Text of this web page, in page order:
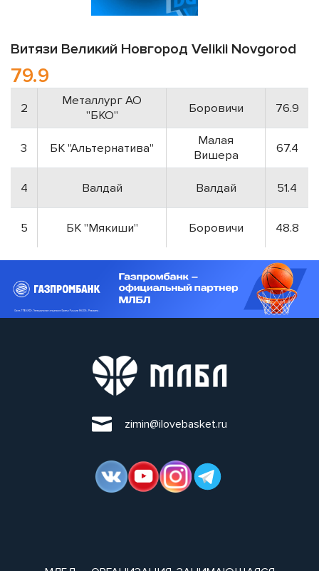
Витязи Великий Новгород Velikii Novgorod
79.9
2
Металлург АО
"БКО"
Боровичи 76.9
3 БК "Альтернатива"
Малая
Вишера
67.4
4 Валдай Валдай 51.4
5 БК "Мякиши" Боровичи 48.8
zimin@ilovebasket.ru